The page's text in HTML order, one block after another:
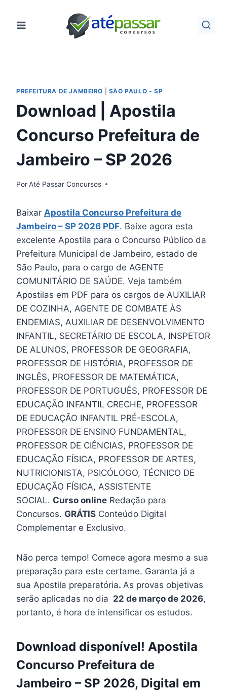
para
PREFEITURA DE JAMBEIRO SÃO PAULO - SP
Download | Apostila
Concurso Prefeitura de
Jambeiro – SP 2026
PorAté Passar Concursos
Baixar Apostila Concurso Prefeitura de
Jambeiro – SP 2026 PDF. Baixe agora esta
excelente Apostila para o Concurso Público da
Prefeitura Municipal de Jambeiro, estado de
São Paulo, para o cargo de AGENTE
COMUNITÁRIO DE SAÚDE. Veja também
Apostilas em PDF para os cargos de AUXILIAR
DE COZINHA, AGENTE DE COMBATE ÀS
ENDEMIAS, AUXILIAR DE DESENVOLVIMENTO
INFANTIL, SECRETÁRIO DE ESCOLA, INSPETOR
DE ALUNOS, PROFESSOR DE GEOGRAFIA,
PROFESSOR DE HISTÓRIA, PROFESSOR DE
INGLÊS, PROFESSOR DE MATEMÁTICA,
PROFESSOR DE PORTUGUÊS, PROFESSOR DE
EDUCAÇÃO INFANTIL CRECHE, PROFESSOR
DE EDUCAÇÃO INFANTIL PRÉ-ESCOLA,
PROFESSOR DE ENSINO FUNDAMENTAL,
PROFESSOR DE CIÊNCIAS, PROFESSOR DE
EDUCAÇÃO FÍSICA, PROFESSOR DE ARTES,
NUTRICIONISTA, PSICÓLOGO, TÉCNICO DE
EDUCAÇÃO FÍSICA, ASSISTENTE
SOCIAL. Curso online Redação para
Concursos. GRÁTIS Conteúdo Digital
Complementar e Exclusivo.
Não perca tempo! Comece agora mesmo a sua
preparação para este certame. Garanta já a
sua Apostila preparatória. As provas objetivas
serão aplicadas no dia 22 de março de 2026,
portanto, é hora de intensificar os estudos.
Download disponível! Apostila
Concurso Prefeitura de
Jambeiro – SP 2026, Digital em